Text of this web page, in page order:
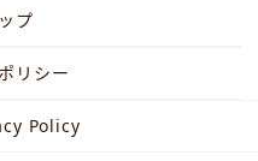
プ
リシー
Policy